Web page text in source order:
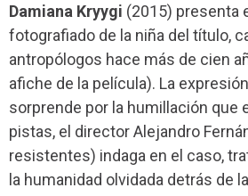
Damiana Kryygi (2015) presenta
fotografiado de la niña del título,
antropólogos hace más de cien
afiche de la película). La
sorprende por la humillación que
pistas, el director Alejandro
resistentes) indaga en el caso,
la humanidad olvidada detrás de